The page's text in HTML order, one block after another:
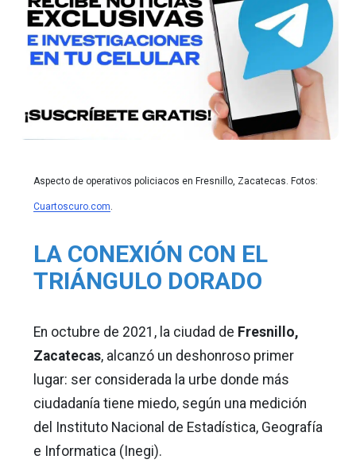
Aspecto de operativos policiacos en Fresnillo, Zacatecas. Fotos:
Cuartoscuro.com.
LA CONEXIÓN CON EL
TRIÁNGULO DORADO
En octubre de 2021, la ciudad de Fresnillo,
Zacatecas, alcanzó un deshonroso primer
lugar: ser considerada la urbe donde más
ciudadanía tiene miedo, según una medición
del Instituto Nacional de Estadística, Geografía
e Informatica (Inegi).